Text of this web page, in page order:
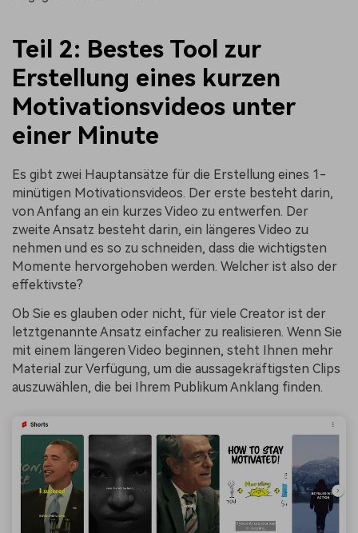
Teil 2: Bestes Tool zur
Erstellung eines kurzen
Motivationsvideos unter
einer Minute
Es gibt zwei Hauptansätze für die Erstellung eines 1-
minütigen Motivationsvideos. Der erste besteht darin,
von Anfang an ein kurzes Video zu entwerfen. Der
zweite Ansatz besteht darin, ein längeres Video zu
nehmen und es so zu schneiden, dass die wichtigsten
Momente hervorgehoben werden. Welcher ist also der
effektivste?
Ob Sie es glauben oder nicht, für viele Creator ist der
letztgenannte Ansatz einfacher zu realisieren. Wenn Sie
mit einem längeren Video beginnen, steht Ihnen mehr
Material zur Verfügung, um die aussagekräftigsten Clips
auszuwählen, die bei Ihrem Publikum Anklang finden.